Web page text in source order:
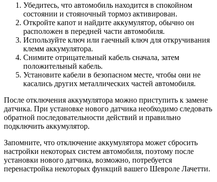
Убедитесь, что автомобиль находится в спокойном
состоянии и стояночный тормоз активирован.
Откройте капот и найдите аккумулятор, обычно он
расположен в передней части автомобиля.
Используйте ключ или гаечный ключ для откручивания
клемм аккумулятора.
Снимите отрицательный кабель сначала, затем
положительный кабель.
Установите кабели в безопасном месте, чтобы они не
касались других металлических частей автомобиля.
После отключения аккумулятора можно приступить к замене
датчика. При установке нового датчика необходимо следовать
обратной последовательности действий и правильно
подключить аккумулятор.
Запомните, что отключение аккумулятора может сбросить
настройки некоторых систем автомобиля, поэтому после
установки нового датчика, возможно, потребуется
перенастройка некоторых функций вашего Шевроле Лачетти.